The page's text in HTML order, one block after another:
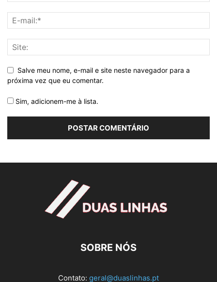
Salve meu nome, e-mail e site neste navegador para a
próxima vez que eu comentar.
Sim, adicionem-me à lista.
SOBRE NÓS
Contato: geral@duaslinhas.pt